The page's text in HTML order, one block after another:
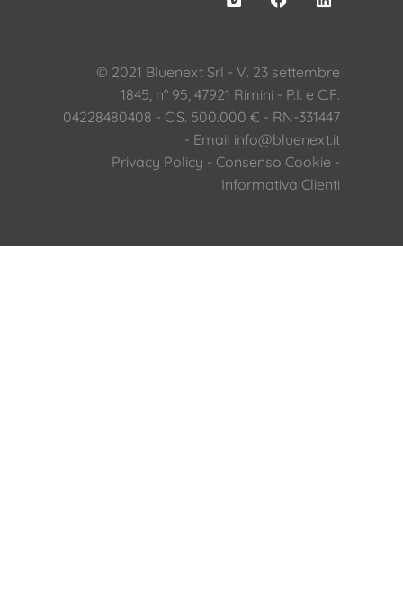
© 2021 Bluenext Srl - V. 23 settembre
1845, n° 95, 47921 Rimini - P.I. e C.F.
04228480408 - C.S. 500.000 € - RN-331447
- Email info@bluenext.it
Privacy Policy - Consenso Cookie -
Informativa Clienti